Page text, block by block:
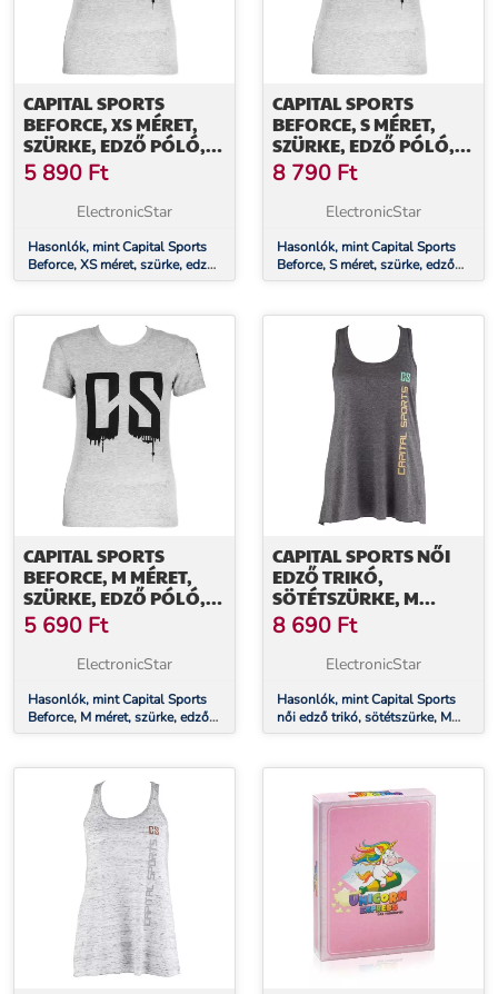
CAPITAL SPORTS
BEFORCE, XS MÉRET,
SZÜRKE, EDZŐ PÓLÓ,
NŐI
5 890 Ft
ElectronicStar
Hasonlók, mint Capital Sports
Beforce, XS méret, szürke, edző
póló, női
CAPITAL SPORTS
BEFORCE, S MÉRET,
SZÜRKE, EDZŐ PÓLÓ,
NŐI
8 790 Ft
ElectronicStar
Hasonlók, mint Capital Sports
Beforce, S méret, szürke, edző
póló, női
CAPITAL SPORTS
BEFORCE, M MÉRET,
SZÜRKE, EDZŐ PÓLÓ,
NŐI
5 690 Ft
ElectronicStar
Hasonlók, mint Capital Sports
Beforce, M méret, szürke, edző
póló, női
CAPITAL SPORTS NŐI
EDZŐ TRIKÓ,
SÖTÉTSZÜRKE, M
MÉRET
8 690 Ft
ElectronicStar
Hasonlók, mint Capital Sports
női edző trikó, sötétszürke, M
méret